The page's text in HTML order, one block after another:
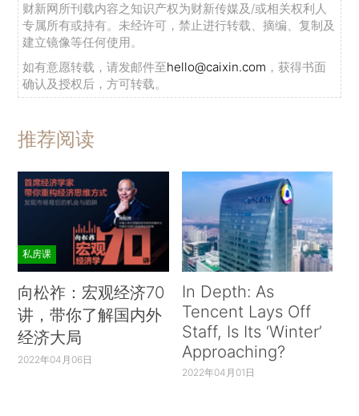
财新网所刊载内容之知识产权为财新传媒及/或相关权利人
专属所有或持有。未经许可，禁止进行转载、摘编、复制及
建立镜像等任何使用。
如有意愿转载，请发邮件至hello@caixin.com ，获得书面
确认及授权后，方可转载。
推荐阅读
私房课
向松祚：宏观经济70
讲，带你了解国内外
经济大局
2022年04月06日
In Depth: As
Tencent Lays Off
Staff, Is Its ‘Winter’
Approaching?
2022年04月01日